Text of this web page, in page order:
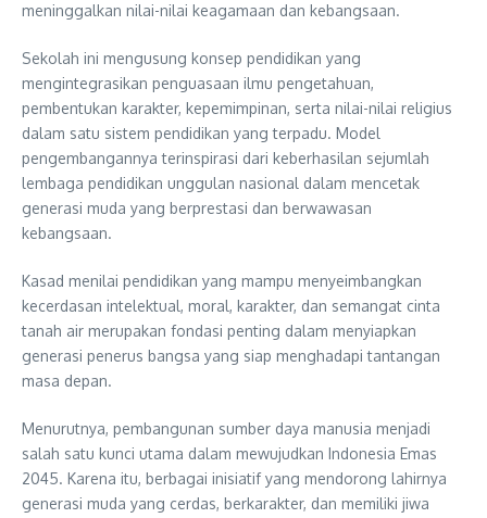
meninggalkan nilai-nilai keagamaan dan kebangsaan.
Sekolah ini mengusung konsep pendidikan yang
mengintegrasikan penguasaan ilmu pengetahuan,
pembentukan karakter, kepemimpinan, serta nilai-nilai religius
dalam satu sistem pendidikan yang terpadu. Model
pengembangannya terinspirasi dari keberhasilan sejumlah
lembaga pendidikan unggulan nasional dalam mencetak
generasi muda yang berprestasi dan berwawasan
kebangsaan.
Kasad menilai pendidikan yang mampu menyeimbangkan
kecerdasan intelektual, moral, karakter, dan semangat cinta
tanah air merupakan fondasi penting dalam menyiapkan
generasi penerus bangsa yang siap menghadapi tantangan
masa depan.
Menurutnya, pembangunan sumber daya manusia menjadi
salah satu kunci utama dalam mewujudkan Indonesia Emas
2045. Karena itu, berbagai inisiatif yang mendorong lahirnya
generasi muda yang cerdas, berkarakter, dan memiliki jiwa